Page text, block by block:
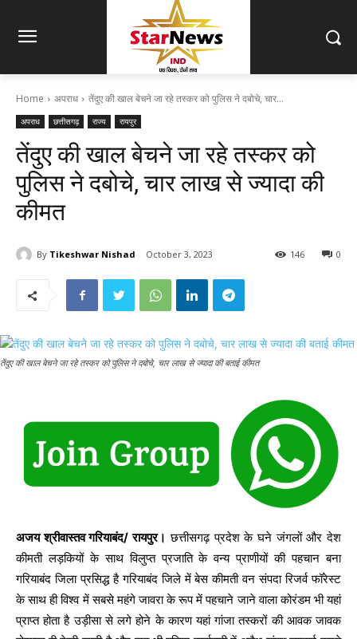
Home अपराध तेंदुए की खाल बेचने जा रहे तस्कर को पुलिस ने दबोचे, चार...
अपराध छत्तीसगढ़ राज्य रायपुर
तेंदुए की खाल बेचने जा रहे तस्कर को
पुलिस ने दबोचे, चार लाख से ज्यादा की
कीमत
By Tikeshwar Nishad October 3, 2023 0
146
तेंदुए की खाल बेचने जा रहे तस्कर को पुलिस ने दबोचे, चार लाख से ज्यादा की बताई कीमत
अजय श्रीवास्तव गरियाबंद/ रायपुर। छत्तीसगढ़ प्रदेश के घने जंगलों और देश
कीमती लड़कियों के साथ विलुप्त प्रजाति के वन्य प्राणीयों की पहचान बना
गरियाबंद जिला प्रसिद्ध है गरियाबंद जिले में बेस कीमती वन संपदा रिजर्व फॉरेस्ट
के साथ ही विश्व में सबसे महंगे जावरा के रूप में पहचाने जाने वाला कोरंडम भी यहां
प्राप्त होता है उड़ीसा से लगे होने के कारण यहां गांजा तस्करों की आवक जावक